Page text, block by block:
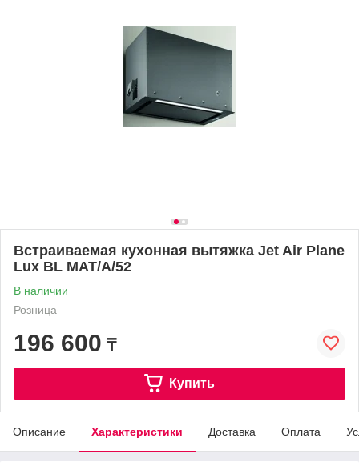
Встраиваемая кухонная вытяжка Jet Air Plane
Lux BL MAT/A/52
В наличии
Розница
196 600 ₸
Купить
Описание Характеристики Доставка Оплата